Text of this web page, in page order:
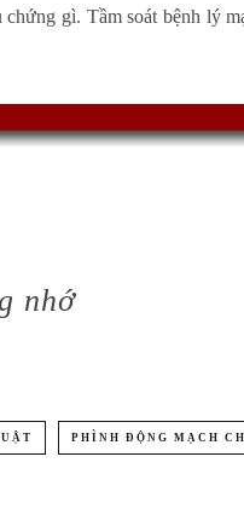
gì. Tầm soát bệnh lý
nhớ
PHÌNH ĐỘNG MẠCH